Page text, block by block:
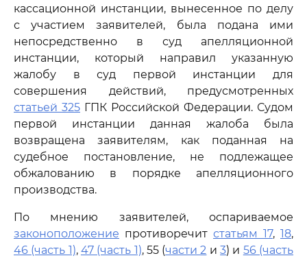
кассационной инстанции, вынесенное по делу
с участием заявителей, была подана ими
непосредственно в суд апелляционной
инстанции, который направил указанную
жалобу в суд первой инстанции для
совершения действий, предусмотренных
статьей 325 ГПК Российской Федерации. Судом
первой инстанции данная жалоба была
возвращена заявителям, как поданная на
судебное постановление, не подлежащее
обжалованию в порядке апелляционного
производства.
По мнению заявителей, оспариваемое
законоположение противоречит статьям 17, 18,
46 (часть 1), 47 (часть 1), 55 (части 2 и3) и 56 (часть